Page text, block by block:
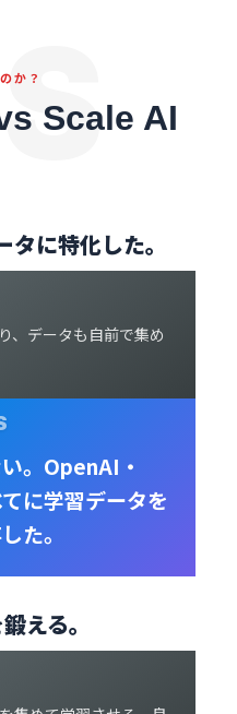
か？
Scale AI
に特化した。
、データも自前で集め
。OpenAI・
に学習データを
た。
える。